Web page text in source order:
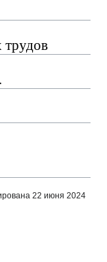
22 июня 2024